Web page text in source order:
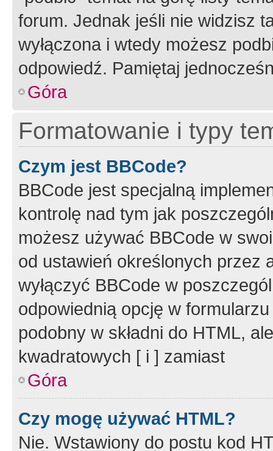
forum. Jednak jeśli nie widzisz
wyłączona i wtedy możesz
odpowiedź. Pamiętaj
Góra
Formatowanie i typy
Czym jest BBCode?
BBCode jest specjalną
kontrolę nad tym jak
możesz używać BBCode w
od ustawień określonych przez
wyłączyć BBCode w
odpowiednią opcję w
podobny w składni do HTML,
kwadratowych [ i ] zamiast
Góra
Czy mogę używać HTML?
Nie. Wstawiony do postu kod